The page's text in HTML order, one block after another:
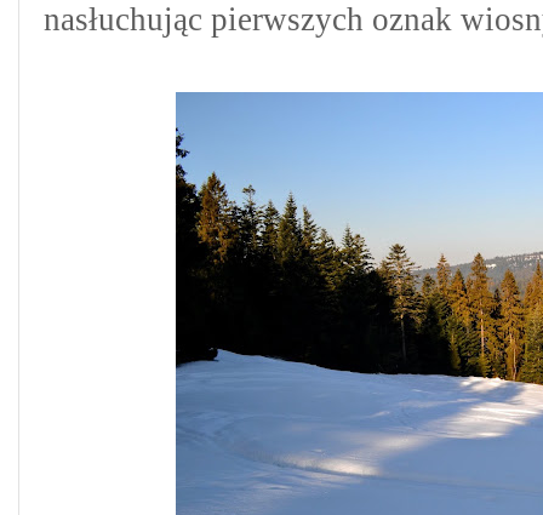
nasłuchując pierwszych oznak